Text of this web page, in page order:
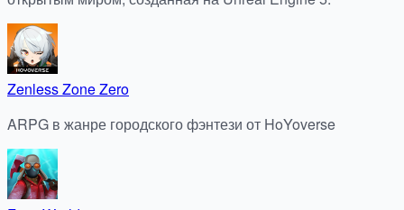
Zenless Zone Zero
ARPG в жанре городского фэнтези от HoYoverse